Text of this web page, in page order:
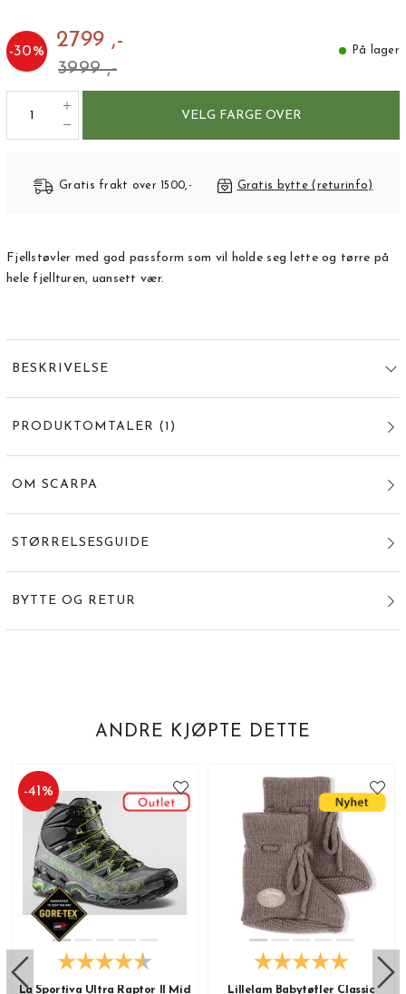
-30% 2799 ,-
3999 ,-
På lager
VELG FARGE OVER
Gratis frakt over 1500,- Gratis bytte (returinfo)
Fjellstøvler med god passform som vil holde seg lette og tørre på
hele fjellturen, uansett vær.
BESKRIVELSE
PRODUKTOMTALER (1 )
OM SCARPA
STØRRELSESGUIDE
BYTTE OG RETUR
ANDRE KJØPTE DETTE
-41 %
La Sportiva Ultra Raptor II Mid
Lillelam Babytøfler Classic